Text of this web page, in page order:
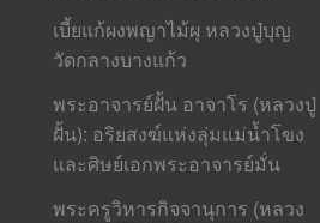
เบี้ยแก้ผงพญาไม้ผุ หลวงปู่บุญ
วัดกลางบางแก้ว
พระอาจารย์ฝั้น อาจาโร (หลวงปู่
ฝั้น): อริยสงฆ์แห่งลุ่มแม่น้ำโขง
และศิษย์เอกพระอาจารย์มั่น
พระครูวิหารกิจจานุการ (หลวง